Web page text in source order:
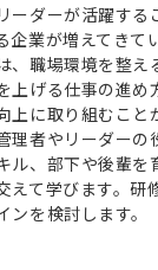
ーダーが活躍する
企業が増えてきて
、職場環境を整え
上げる仕事の進め
上に取り組むこと
理者やリーダーの
ル、部下や後輩を
えて学びます。研
を検討します。